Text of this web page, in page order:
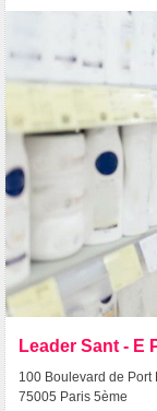
Leader Sant - E
100 Boulevard de Port
75005 Paris 5ème